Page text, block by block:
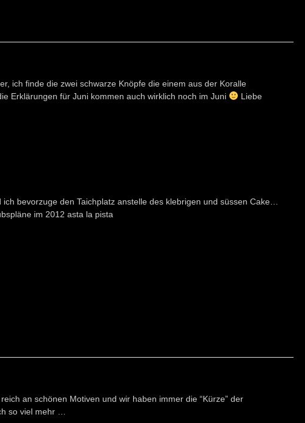
ich finde die zwei schwarze Knöpfe die einem aus der Koralle
Erklärungen für Juni kommen auch wirklich noch im Juni
Liebe
bevorzuge den Taichplatz anstelle des klebrigen und süssen Cake…
im 2012 asta la pista
an schönen Motiven und wir haben immer die “Kürze” der
so viel mehr …